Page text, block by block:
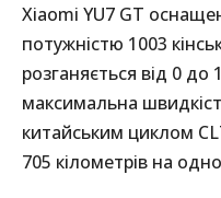
Xiaomi YU7 GT
потужністю 1003
розганяється від 0 до
максимальна
китайським циклом
705 кілометрів на